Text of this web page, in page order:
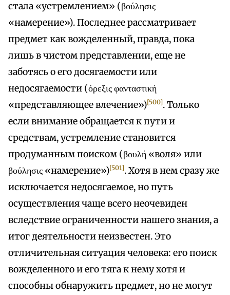
стала «устремлением» (βούλησις
«намерение»). Последнее рассматривает
предмет как вожделенный, правда, пока
лишь в чистом представлении, еще не
заботясь о его досягаемости или
недосягаемости (όρεξις φανταστική
«представляющее влечение»)[500]. Только
если внимание обращается к пути и
средствам, устремление становится
продуманным поиском (βουλή «воля» или
βούλησις «намерение»)[501]. Хотя в нем сразу же
исключается недосягаемое, но путь
осуществления чаще всего неочевиден
вследствие ограниченности нашего знания, а
итог деятельности неизвестен. Это
отличительная ситуация человека: его поиск
вожделенного и его тяга к нему хотя и
способны обнаружить предмет, но не могут